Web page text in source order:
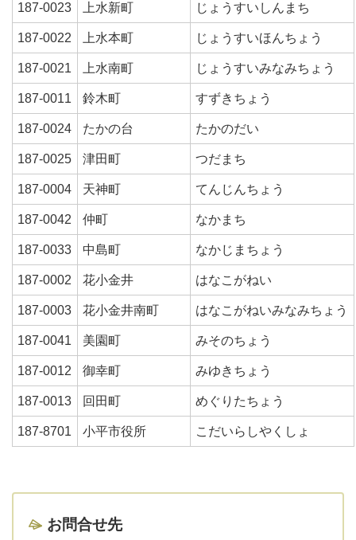
187-0023 上水新町 じょうすいしんまち
187-0022 上水本町 じょうすいほんちょう
187-0021 上水南町 じょうすいみなみちょう
187-0011 鈴木町 すずきちょう
187-0024 たかの台 たかのだい
187-0025 津田町 つだまち
187-0004 天神町 てんじんちょう
187-0042 仲町 なかまち
187-0033 中島町 なかじまちょう
187-0002 花小金井 はなこがねい
187-0003 花小金井南町 はなこがねいみなみちょう
187-0041 美園町 みそのちょう
187-0012 御幸町 みゆきちょう
187-0013 回田町 めぐりたちょう
187-8701 小平市役所 こだいらしやくしょ
お問合せ先